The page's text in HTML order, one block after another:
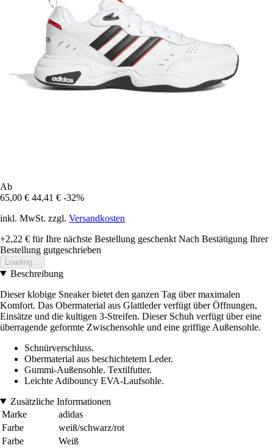
Ab
65,00 € 44,41 € -32%
inkl. MwSt. zzgl. Versandkosten
+2,22 € für Ihre nächste Bestellung geschenkt Nach Bestätigung Ihrer
Bestellung gutgeschrieben
Loading...
Beschreibung
Dieser klobige Sneaker bietet den ganzen Tag über maximalen
Komfort. Das Obermaterial aus Glattleder verfügt über Öffnungen,
Einsätze und die kultigen 3-Streifen. Dieser Schuh verfügt über eine
überragende geformte Zwischensohle und eine griffige Außensohle.
Schnürverschluss.
Obermaterial aus beschichtetem Leder.
Gummi-Außensohle. Textilfutter.
Leichte Adibouncy EVA-Laufsohle.
Zusätzliche Informationen
Marke
adidas
Farbe
weiß/schwarz/rot
Farbe
Weiß